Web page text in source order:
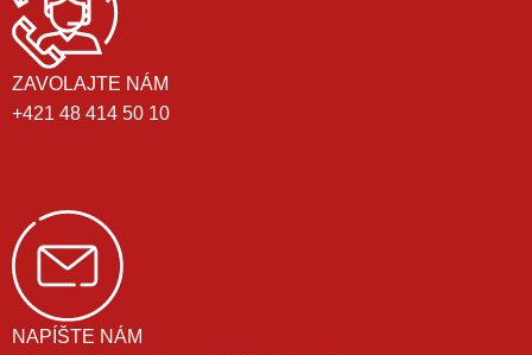
ZAVOLAJTE NÁM
+421 48 414 50 10
NAPÍŠTE NÁM